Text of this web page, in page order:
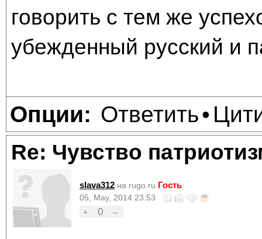
говорить с тем же
убежденный русский и
Опции: Ответить•
Re: Чувство
slava312 на rugo.ru Гость
05, May, 2014 23:53
+
0 –